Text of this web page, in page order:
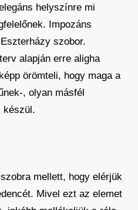
helyszínre mi
Impozáns
szobor.
alapján erre aligha
örömteli, hogy maga a
, olyan másfél
készül.
mellett, hogy elérjük
Mivel ezt az elemet